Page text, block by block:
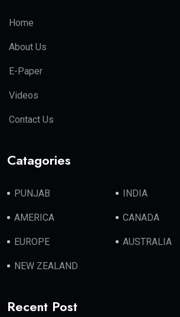
Home
About Us
E-Paper
Videos
Contact Us
Catagories
PUNJAB INDIA
AMERICA CANADA
EUROPE AUSTRALIA
NEW ZEALAND
Recent Post